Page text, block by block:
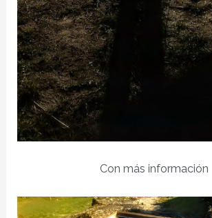
Con más información